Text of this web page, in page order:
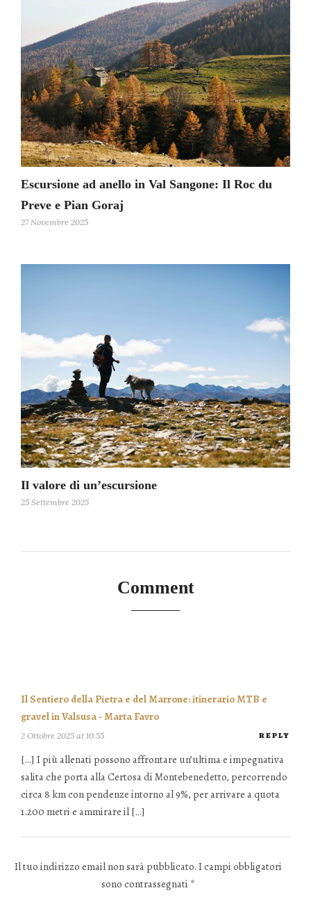
Escursione ad anello in Val Sangone: Il Roc du
Preve e Pian Goraj
27 Novembre 2025
Il valore di un’escursione
25 Settembre 2025
Comment
Il Sentiero della Pietra e del Marrone: itinerario MTB e
gravel in Valsusa - Marta Favro
2 Ottobre 2025 at 10:55 REPLY
[…] I più allenati possono affrontare un’ultima e impegnativa
salita che porta alla Certosa di Montebenedetto, percorrendo
circa 8 km con pendenze intorno al 9%, per arrivare a quota
1.200 metri e ammirare il […]
Il tuo indirizzo email non sarà pubblicato. I campi obbligatori
sono contrassegnati *